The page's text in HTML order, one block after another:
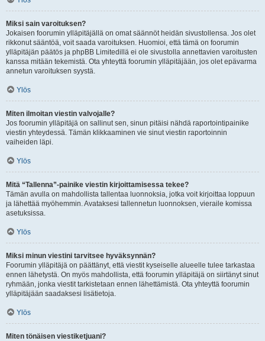
Miksi sain varoituksen?
Jokaisen foorumin ylläpitäjällä on omat säännöt heidän sivustollensa. Jos olet
rikkonut sääntöä, voit saada varoituksen. Huomioi, että tämä on foorumin
ylläpitäjän päätös ja phpBB Limitedillä ei ole sivustolla annettavien varoitusten
kanssa mitään tekemistä. Ota yhteyttä foorumin ylläpitäjään, jos olet epävarma
annetun varoituksen syystä.
Ylös
Miten ilmoitan viestin valvojalle?
Jos foorumin ylläpitäjä on sallinut sen, sinun pitäisi nähdä raportointipainike
viestin yhteydessä. Tämän klikkaaminen vie sinut viestin raportoinnin
vaiheiden läpi.
Ylös
Mitä “Tallenna”-painike viestin kirjoittamisessa tekee?
Tämän avulla on mahdollista tallentaa luonnoksia, jotka voit kirjoittaa loppuun
ja lähettää myöhemmin. Avataksesi tallennetun luonnoksen, vieraile komissa
asetuksissa.
Ylös
Miksi minun viestini tarvitsee hyväksynnän?
Foorumin ylläpitäjä on päättänyt, että viestit kyseiselle alueelle tulee tarkastaa
ennen lähetystä. On myös mahdollista, että foorumin ylläpitäjä on siirtänyt sinut
ryhmään, jonka viestit tarkistetaan ennen lähettämistä. Ota yhteyttä foorumin
ylläpitäjään saadaksesi lisätietoja.
Ylös
Miten tönäisen viestiketjuani?